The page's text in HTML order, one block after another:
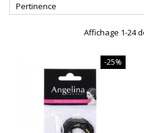
Pertinence
Affichage 1-24
-25%